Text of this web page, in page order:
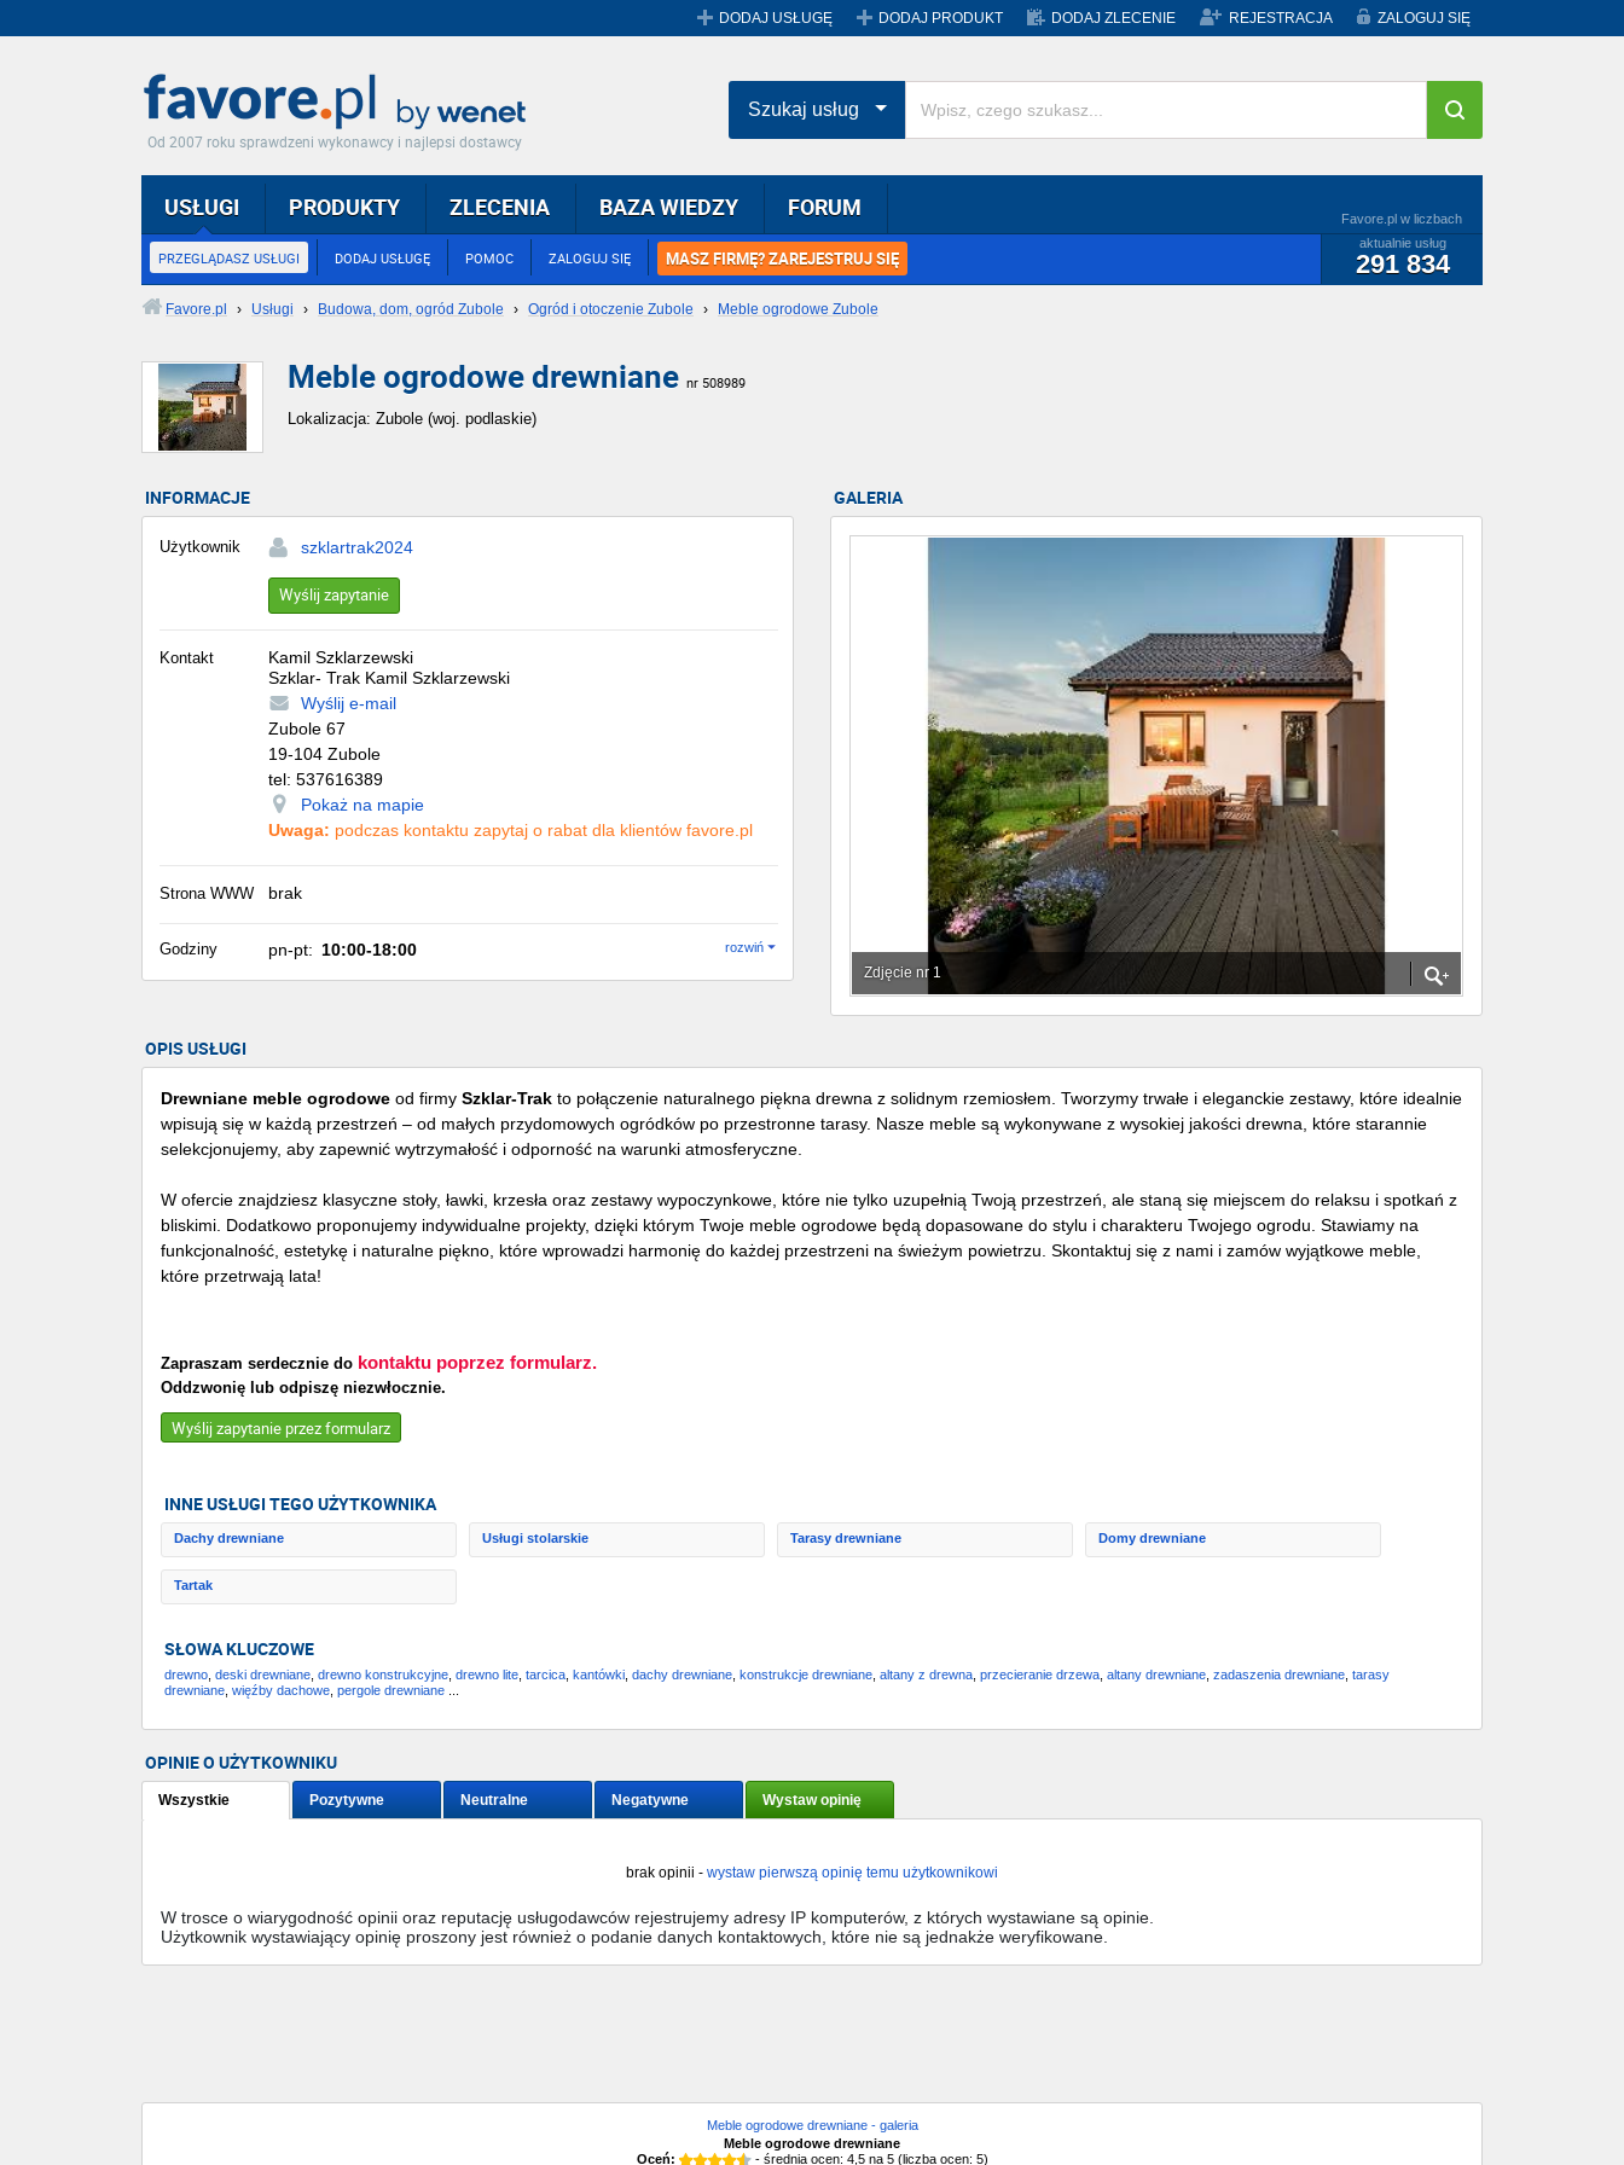
DODAJ USŁUGĘ DODAJ PRODUKT DODAJ ZLECENIE REJESTRACJA ZALOGUJ SIĘ
Od 2007 roku sprawdzeni wykonawcy i najlepsi dostawcy
USŁUGI
PRZEGLĄDASZ USŁUGI DODAJ USŁUGĘ POMOC ZALOGUJ SIĘ MASZ FIRMĘ? ZAREJESTRUJ SIĘ
Favore.pl w liczbach
aktualnie usług
291 834
PRODUKTY ZLECENIA BAZA WIEDZY FORUM
Szukaj usług
Favore.pl › Usługi › Budowa, dom, ogród Zubole › Ogród i otoczenie Zubole › Meble ogrodowe Zubole
Meble ogrodowe drewniane nr 508989
Lokalizacja: Zubole (woj. podlaskie)
INFORMACJE
Użytkownik szklartrak2024
Wyślij zapytanie
Kontakt
Kamil Szklarzewski
Szklar- Trak Kamil Szklarzewski
Wyślij e-mail
Zubole 67
19-104 Zubole
tel: 537616389
Pokaż na mapie
Uwaga: podczas kontaktu zapytaj o rabat dla klientów favore.pl
Strona WWW brak
Godziny pn-pt: 10:00-18:00 rozwiń
GALERIA
Zdjęcie nr 1
OPIS USŁUGI
Drewniane meble ogrodowe od firmy Szklar-Trak to połączenie naturalnego piękna drewna z solidnym rzemiosłem. Tworzymy trwałe i eleganckie zestawy, które idealnie
wpisują się w każdą przestrzeń – od małych przydomowych ogródków po przestronne tarasy. Nasze meble są wykonywane z wysokiej jakości drewna, które starannie
selekcjonujemy, aby zapewnić wytrzymałość i odporność na warunki atmosferyczne.
W ofercie znajdziesz klasyczne stoły, ławki, krzesła oraz zestawy wypoczynkowe, które nie tylko uzupełnią Twoją przestrzeń, ale staną się miejscem do relaksu i spotkań z
bliskimi. Dodatkowo proponujemy indywidualne projekty, dzięki którym Twoje meble ogrodowe będą dopasowane do stylu i charakteru Twojego ogrodu. Stawiamy na
funkcjonalność, estetykę i naturalne piękno, które wprowadzi harmonię do każdej przestrzeni na świeżym powietrzu. Skontaktuj się z nami i zamów wyjątkowe meble,
które przetrwają lata!
Zapraszam serdecznie do kontaktu poprzez formularz.
Oddzwonię lub odpiszę niezwłocznie.
Wyślij zapytanie przez formularz
INNE USŁUGI TEGO UŻYTKOWNIKA
Dachy drewniane Usługi stolarskie Tarasy drewniane Domy drewniane
Tartak
SŁOWA KLUCZOWE
drewno deski drewniane drewno konstrukcyjne drewno lite tarcica kantówki dachy drewniane konstrukcje drewniane altany z drewna przecieranie drzewa altany drewniane zadaszenia drewniane tarasy
drewniane więźby dachowe pergole drewniane
OPINIE O UŻYTKOWNIKU
Wszystkie Pozytywne Neutralne Negatywne Wystaw opinię
brak opinii - wystaw pierwszą opinię temu użytkownikowi
W trosce o wiarygodność opinii oraz reputację usługodawców rejestrujemy adresy IP komputerów, z których wystawiane są opinie.
Użytkownik wystawiający opinię proszony jest również o podanie danych kontaktowych, które nie są jednakże weryfikowane.
Meble ogrodowe drewniane - galeria
Meble ogrodowe drewniane
Oceń:
- średnia ocen: 4,5na 5(liczba ocen: 5)